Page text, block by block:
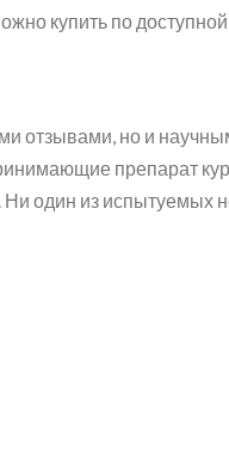
купить по
отзывами, но и
препарат
один из испытуемых